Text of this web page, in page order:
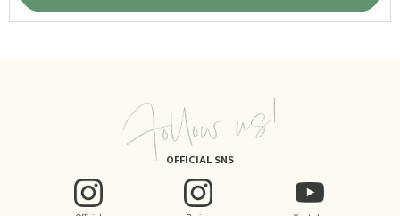
OFFICIAL SNS